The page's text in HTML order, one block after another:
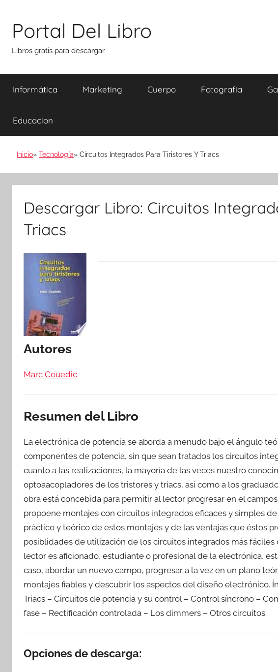
contenido
Portal Del Libro
Libros gratis para descargar
Informática Marketing Cuerpo Fotografia
Educacion
Inicio Tecnología Circuitos Integrados Para Tiristores Y Triacs
Descargar Libro: Circuitos
Triacs
Autores
Marc Couedic
Resumen del Libro
La electrónica de potencia se aborda a menudo bajo el ángulo
componentes de potencia, sin que sean tratados los circuitos
cuanto a las realizaciones, la mayoría de las veces nuestro
optoaacopladores de los tristores y triacs, así como a los
obra está concebida para permitir al lector progresar en el
propoene montajes con circuitos integrados eficaces y simples
práctico y teórico de estos montajes y de las ventajas que éstos
posiblidades de utilización de los circuitos integrados más fáciles
lector es aficionado, estudiante o profesional de la electrónica,
caso, abordar un nuevo campo, progresar a la vez en un plano
montajes fiables y descubrir los aspectos del diseño electrónico.
Triacs – Circuitos de potencia y su control – Control síncrono –
fase – Rectificación controlada – Los dimmers – Otros circuitos.
Opciones de descarga: